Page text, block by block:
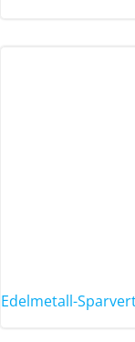
Edelmetall-